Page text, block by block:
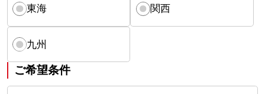
東海 関西
九州
ご希望条件